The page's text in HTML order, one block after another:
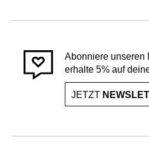
Abonniere unseren
erhalte 5% auf
JETZT